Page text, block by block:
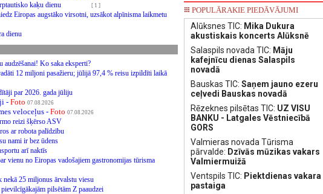
kaķu dienu
[ 1 ]
Eiropas augstāko virsotni, uzsākot alpīnisma laikmetu
dienu
Ko saka eksperti?
12 miljoni pasažieru; jūlijā 97,4 % reisu izpildīti laikā
par 2026. gada jūliju
-Foto 07.08.2026
veloceļus - Foto 07.08.2026
reizi šķērso ASV
ar robota palīdzību
nami ir bez ūdens
arī naktīs
vienu no Eiropas vadošajiem gastronomijas tūrisma
nekā 25 miljonus ārvalstu viesu
pilsētām Z paaudzei
POPULĀRAKIE PIEDĀVĀJUMI
Alūksnes TIC: Mika Dukura
akustiskais koncerts Alūksnē
Salaspils novada TIC: Māju
kafejnīcu dienas Salaspils
novadā
Bauskas TIC: Saņem jauno ezeru
ceļvedi Bauskas novadā
Rēzeknes pilsētas TIC: UZ VISU
BANKU - Latgales Vēstniecībā
GORS
Valmieras novada Tūrisma
pārvalde: Dzīvās mūzikas vakars
Valmiermuižā
Ventspils TIC: Piektdienas vakara
pastaiga